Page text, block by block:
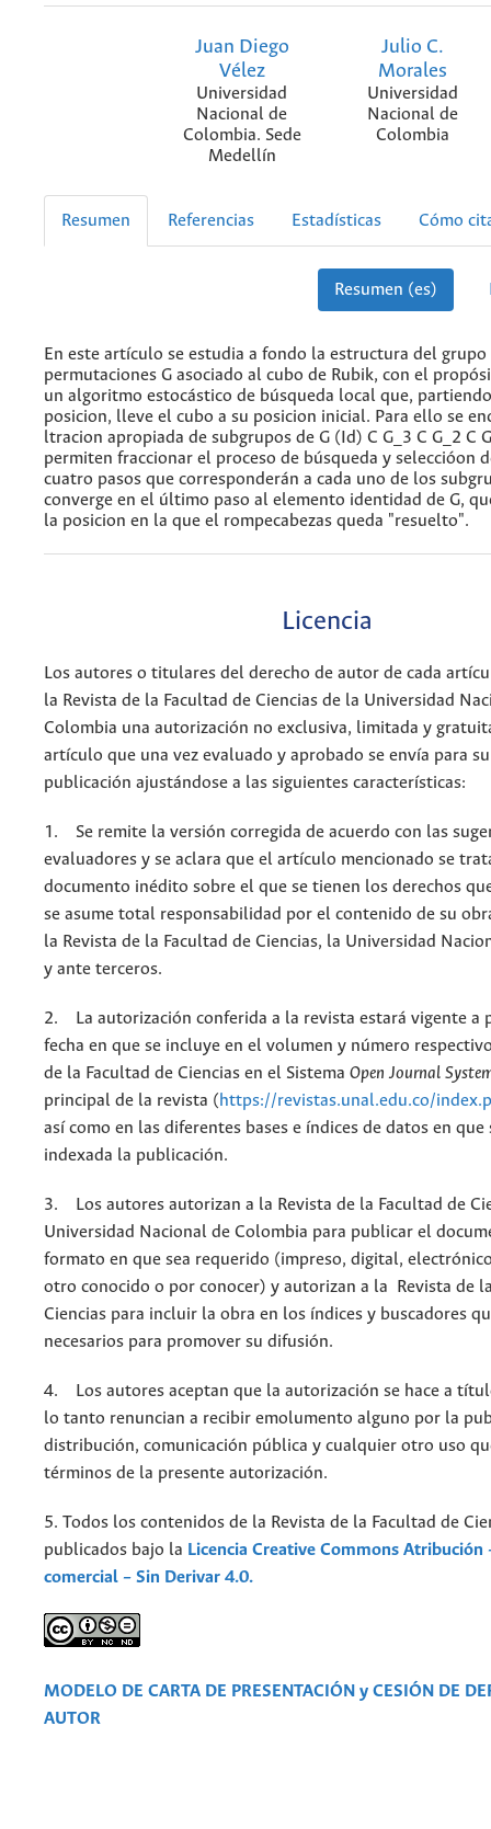
Juan Diego
Vélez
Universidad
Nacional de
Colombia. Sede
Medellín
Julio C.
Morales
Universidad
Nacional de
Colombia
Resumen Referencias Estadísticas Cómo
Resumen (es)
En este artículo se estudia a fondo la estructura del grupo
permutaciones G asociado al cubo de Rubik, con el
un algoritmo estocástico de búsqueda local que,
posicion, lleve el cubo a su posicion inicial. Para ello se
ltracion apropiada de subgrupos de G (Id) C G_3 C G_2 C
permiten fraccionar el proceso de búsqueda y seleccióon
cuatro pasos que corresponderán a cada uno de los
converge en el último paso al elemento identidad de G,
la posicion en la que el rompecabezas queda "resuelto".
Licencia
Los autores o titulares del derecho de autor de cada
la Revista de la Facultad de Ciencias de la Universidad
Colombia una autorización no exclusiva, limitada y
artículo que una vez evaluado y aprobado se envía para
publicación ajustándose a las siguientes características:
1. Se remite la versión corregida de acuerdo con las
evaluadores y se aclara que el artículo mencionado se
documento inédito sobre el que se tienen los derechos
se asume total responsabilidad por el contenido de su
la Revista de la Facultad de Ciencias, la Universidad
y ante terceros.
2. La autorización conferida a la revista estará vigente a
fecha en que se incluye en el volumen y número
de la Facultad de Ciencias en el Sistema Open Journal
principal de la revista (https://revistas.unal.edu.co/
así como en las diferentes bases e índices de datos en que
indexada la publicación.
3. Los autores autorizan a la Revista de la Facultad de
Universidad Nacional de Colombia para publicar el
formato en que sea requerido (impreso, digital,
otro conocido o por conocer) y autorizan a la Revista de
Ciencias para incluir la obra en los índices y buscadores
necesarios para promover su difusión.
4. Los autores aceptan que la autorización se hace a
lo tanto renuncian a recibir emolumento alguno por la
distribución, comunicación pública y cualquier otro uso
términos de la presente autorización.
5. Todos los contenidos de la Revista de la Facultad de
publicados bajo la Licencia Creative Commons Atribución
comercial – Sin Derivar 4.0.
MODELO DE CARTA DE PRESENTACIÓN y CESIÓN DE
AUTOR